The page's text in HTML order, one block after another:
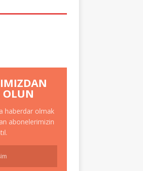
OLUN
haberdar olmak
abonelerimizin